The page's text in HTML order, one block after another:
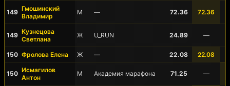
149 Гмошинский
Владимир
М — 72.36 72.36
149 Кузнецова
Светлана
Ж U_RUN 24.89 —
150 Фролова Елена Ж — 22.08 22.08
150 Исмагилов
Антон
М Академия марафона 71.25 —